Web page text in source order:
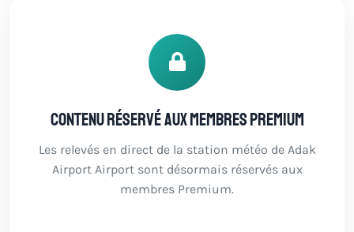
Contenu réservé aux membres Premium
Les relevés en direct de la station météo de Adak
Airport Airport sont désormais réservés aux
membres Premium.